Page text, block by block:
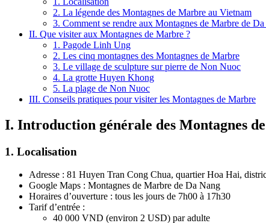
2. La légende des Montagnes de Marbre au Vietnam
3. Comment se rendre aux Montagnes de Marbre de
II. Que visiter aux Montagnes de Marbre ?
1. Pagode Linh Ung
2. Les cinq montagnes des Montagnes de Marbre
3. Le village de sculpture sur pierre de Non Nuoc
4. La grotte Huyen Khong
5. La plage de Non Nuoc
III. Conseils pratiques pour visiter les Montagnes de Marbre
I. Introduction générale des Montagnes
1. Localisation
Adresse : 81 Huyen Tran Cong Chua, quartier Hoa Hai,
Google Maps : Montagnes de Marbre de Da Nang
Horaires d’ouverture : tous les jours de 7h00 à 17h30
Tarif d’entrée :
40 000 VND (environ 2 USD) par adulte